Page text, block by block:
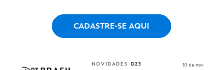
CADASTRE-SE AQUI
NOVIDADES D23 10 de nov